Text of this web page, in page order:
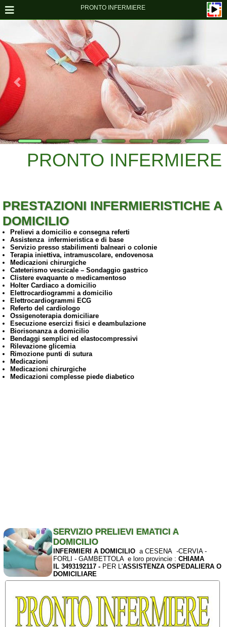
PRONTO INFERMIERE
PRONTO INFERMIERE
PRESTAZIONI INFERMIERISTICHE A
DOMICILIO
Prelievi a domicilio e consegna referti
Assistenza infermieristica e di base
Servizio presso stabilimenti balneari o colonie
Terapia iniettiva, intramuscolare, endovenosa
Medicazioni chirurgiche
Cateterismo vescicale – Sondaggio gastrico
Clistere evaquante o medicamentoso
Holter Cardiaco a domicilio
Elettrocardiogrammi a domicilio
Elettrocardiogrammi ECG
Referto del cardiologo
Ossigenoterapia domiciliare
Esecuzione esercizi fisici e deambulazione
Biorisonanza a domicilio
Bendaggi semplici ed elastocompressivi
Rilevazione glicemia
Rimozione punti di sutura
Medicazioni
Medicazioni chirurgiche
Medicazioni complesse piede diabetico
SERVIZIO PRELIEVI EMATICI A
DOMICILIO
INFERMIERI A DOMICILIO a CESENA -CERVIA -
FORLI - GAMBETTOLA e loro provincie : CHIAMA
IL 3493192117 - PER L'ASSISTENZA OSPEDALIERA O
DOMICILIARE